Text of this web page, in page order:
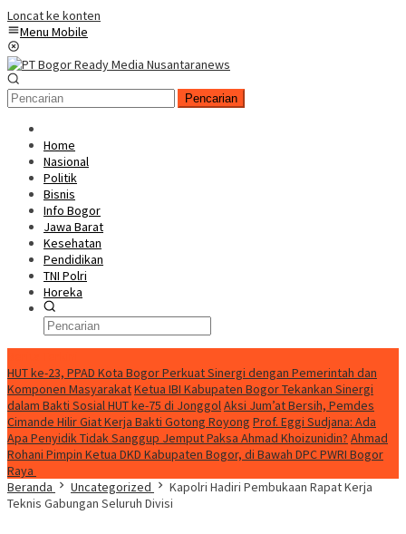
Loncat ke konten
Menu Mobile
Pencarian
Home
Nasional
Politik
Bisnis
Info Bogor
Jawa Barat
Kesehatan
Pendidikan
TNI Polri
Horeka
HUT ke-23, PPAD Kota Bogor Perkuat Sinergi dengan Pemerintah dan
Komponen MasyarakatKetua IBI Kabupaten Bogor Tekankan Sinergi
dalam Bakti Sosial HUT ke-75 di JonggolAksi Jum’at Bersih, Pemdes
Cimande Hilir Giat Kerja Bakti Gotong Royong Prof. Eggi Sudjana: Ada
Apa Penyidik Tidak Sanggup Jemput Paksa Ahmad Khoizunidin? Ahmad
Rohani Pimpin Ketua DKD Kabupaten Bogor, di Bawah DPC PWRI Bogor
Raya
Beranda
Uncategorized
Kapolri Hadiri Pembukaan Rapat Kerja
Teknis Gabungan Seluruh Divisi